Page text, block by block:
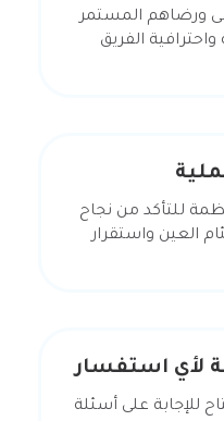
ورضاهم المستمر
الفريق
للتأكد من نجاح
العين واستقرار
لأي استفسار
للإجابة على أسئلة